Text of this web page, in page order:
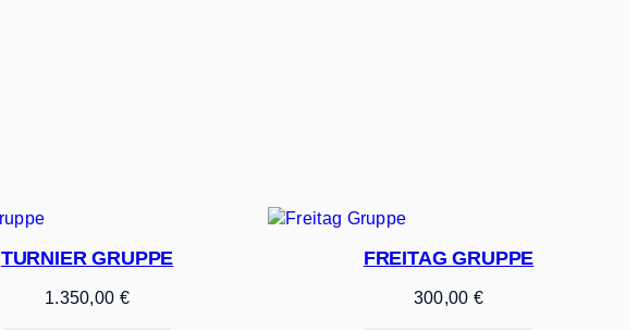
TURNIER GRUPPE
1.350,00 €
FREITAG GRUPPE
300,00 €